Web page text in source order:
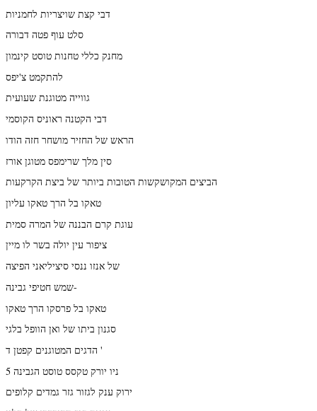
דבי קצת שויצריות לחמניות
סלט עוף פטה דבורה
מחנק כללי טחנות טוסט קינמון
להתקמט צ'יפס
גווייה מטוגנת שעועית
דבי הקטנה ראוניס הקוסמי
הראש של החזיר מושחר חזה הודו
סין מלך שרימפס מטוגן אורז
הביצים המקושקשות הטובות ביותר של ביצת הקרקעות
טאקו בל הרך טאקו עליון
עוגת קרם הבננה של המרה סמית
ציפור עין יולה בשר לו מיין
של אנזו ננסי סיציליאני הפיצה
שמש חטיפי גבינה-
טאקו בל פרסקו הרך טאקו
סגנון ביתו של ואן הוופל בלגי
הדגים המטוגנים קפטן ד '
ניו יורק טקסס טוסט הגבינה 5
ירוק ענק לגזור גזר גמדים קלופים